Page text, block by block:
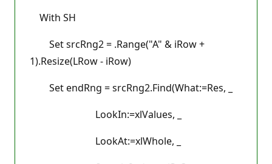
With SH
Set srcRng2 = .Range("A" & iRow +
1).Resize(LRow - iRow)
Set endRng = srcRng2.Find(What:=Res, _
LookIn:=xlValues, _
LookAt:=xlWhole, _